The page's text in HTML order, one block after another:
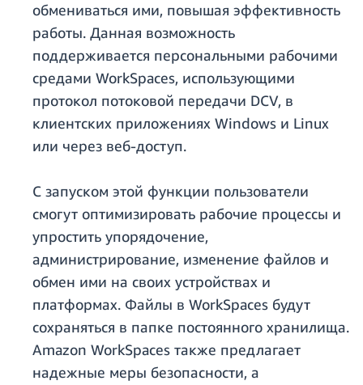
обмениваться ими, повышая эффективность
работы. Данная возможность
поддерживается персональными рабочими
средами WorkSpaces, использующими
протокол потоковой передачи DCV, в
клиентских приложениях Windows и Linux
или через веб-доступ.
С запуском этой функции пользователи
смогут оптимизировать рабочие процессы и
упростить упорядочение,
администрирование, изменение файлов и
обмен ими на своих устройствах и
платформах. Файлы в WorkSpaces будут
сохраняться в папке постоянного хранилища.
Amazon WorkSpaces также предлагает
надежные меры безопасности, а